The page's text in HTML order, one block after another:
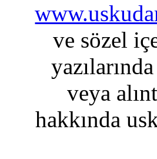
ve sözel
veya
hakkında